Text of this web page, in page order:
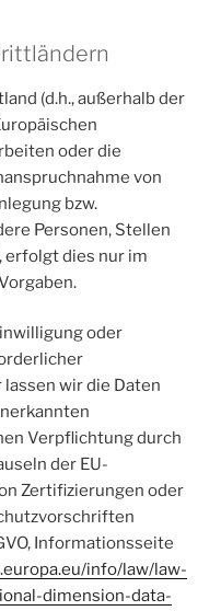
(d.h., außerhalb der
oder die
von
bzw.
Personen, Stellen
dies nur im
oder
wir die Daten
Verpflichtung durch
der EU-
Zertifizierungen oder
Informationsseite
info/law/law-
dimension-data-